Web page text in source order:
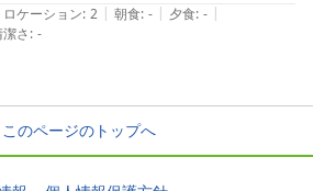
ロケーション: 2 | 朝食: - | 夕食: - |
さ: -
このページのトップへ